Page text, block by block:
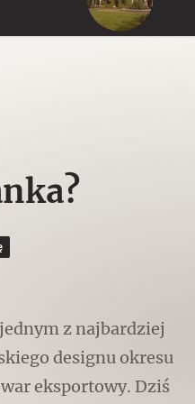
z najbardziej
designu okresu
eksportowy. Dziś